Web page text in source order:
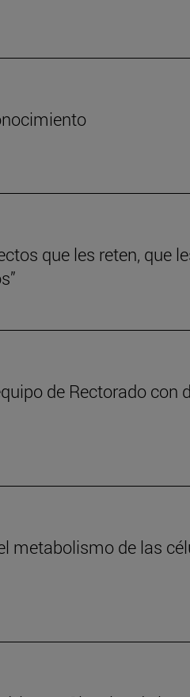
que les reten, que
de Rectorado con
metabolismo de las